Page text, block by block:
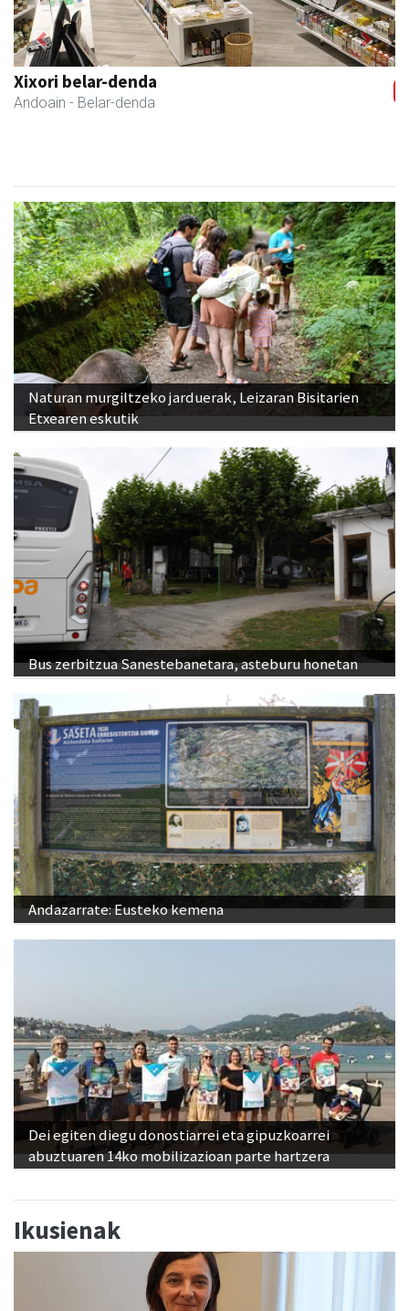
Xixori belar-denda
Andoain - Belar-denda
Previous Next
Naturan murgiltzeko jarduerak, Leizaran Bisitarien
Etxearen eskutik
Bus zerbitzua Sanestebanetara, asteburu honetan
Andazarrate: Eusteko kemena
Dei egiten diegu donostiarrei eta gipuzkoarrei
abuztuaren 14ko mobilizazioan parte hartzera
Ikusienak